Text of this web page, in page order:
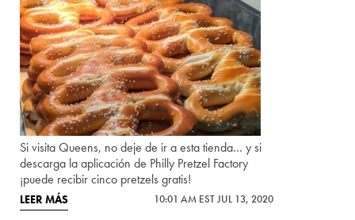
Si visita Queens, no deje de ir a esta tienda… y si
descarga la aplicación de Philly Pretzel Factory
¡puede recibir cinco pretzels gratis!
LEER MÁS 10:01 AM EST JUL 13, 2020